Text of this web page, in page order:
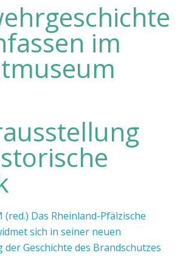
im
(red.) Das Rheinland-Pfälzische
sich in seiner neuen
Geschichte des Brandschutzes